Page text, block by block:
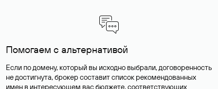
Помогаем с альтернативой
Если по домену, который вы исходно выбрали, договоренность
не достигнута, брокер составит список рекомендованных
имен в интересующем вас бюджете, соответствующих